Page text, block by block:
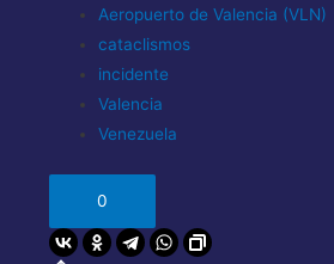
Aeropuerto de Valencia (VLN)
cataclismos
incidente
Valencia
Venezuela
0